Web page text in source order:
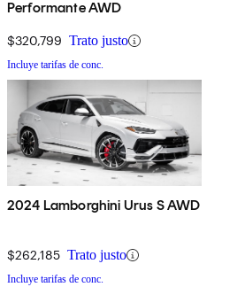
Performante AWD
$320,799 Trato justo
Incluye tarifas de conc.
2024 Lamborghini Urus S AWD
$262,185 Trato justo
Incluye tarifas de conc.